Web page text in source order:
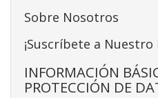
Sobre Nosotros
¡Suscríbete a
INFORMACIÓN
PROTECCIÓN DE